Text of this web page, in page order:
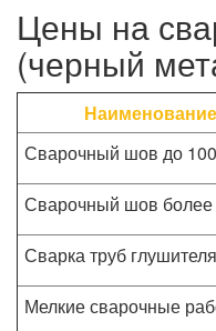
Цены на
(черный
Сварочный шов до
Сварочный шов
Сварка труб глушителя
Мелкие сварочные